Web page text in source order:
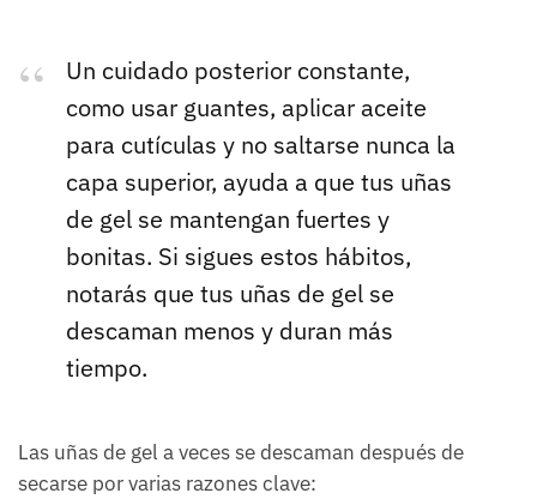
Un cuidado posterior constante,
como usar guantes, aplicar aceite
para cutículas y no saltarse nunca la
capa superior, ayuda a que tus uñas
de gel se mantengan fuertes y
bonitas. Si sigues estos hábitos,
notarás que tus uñas de gel se
descaman menos y duran más
tiempo.
Las uñas de gel a veces se descaman después de
secarse por varias razones clave: